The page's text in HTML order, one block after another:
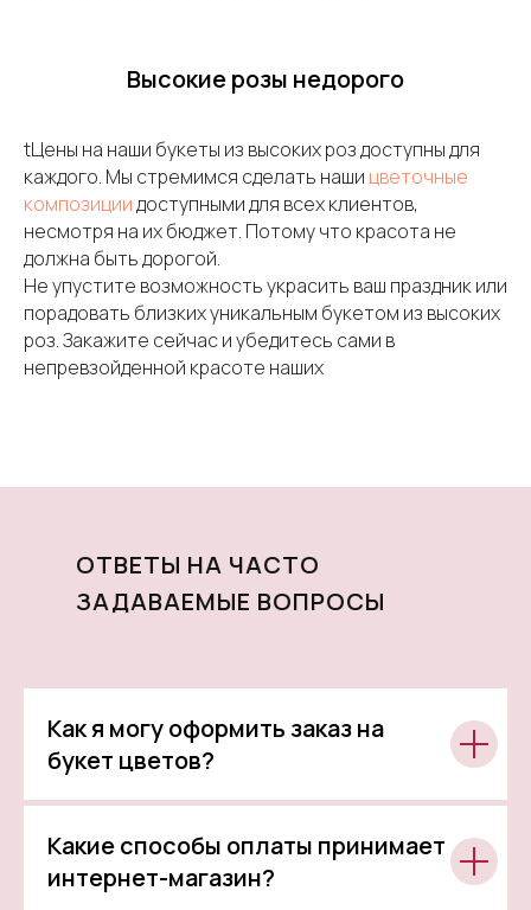
Высокие розы недорого
tЦены на наши букеты из высоких роз доступны для
каждого. Мы стремимся сделать наши цветочные
композициидоступными для всех клиентов,
несмотря на их бюджет. Потому что красота не
должна быть дорогой.
Не упустите возможность украсить ваш праздник или
порадовать близких уникальным букетом из высоких
роз. Закажите сейчас и убедитесь сами в
непревзойденной красоте наших
ОТВЕТЫ НА ЧАСТО
ЗАДАВАЕМЫЕ ВОПРОСЫ
Как я могу оформить заказ на
букет цветов?
Какие способы оплаты принимает
интернет-магазин?